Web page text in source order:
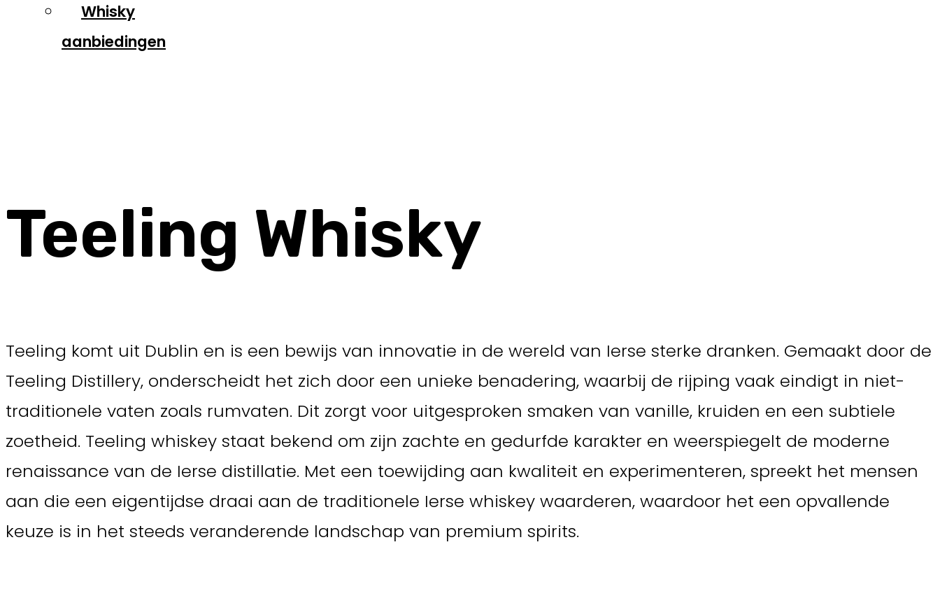
Whisky
aanbiedingen
Teeling Whisky
Teeling komt uit Dublin en is een bewijs van innovatie in de wereld van Ierse sterke dranken. Gemaakt door de
Teeling Distillery, onderscheidt het zich door een unieke benadering, waarbij de rijping vaak eindigt in niet-
traditionele vaten zoals rumvaten. Dit zorgt voor uitgesproken smaken van vanille, kruiden en een subtiele
zoetheid. Teeling whiskey staat bekend om zijn zachte en gedurfde karakter en weerspiegelt de moderne
renaissance van de Ierse distillatie. Met een toewijding aan kwaliteit en experimenteren, spreekt het mensen
aan die een eigentijdse draai aan de traditionele Ierse whiskey waarderen, waardoor het een opvallende
keuze is in het steeds veranderende landschap van premium spirits.